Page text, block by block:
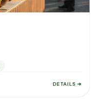
DETAILS ➔